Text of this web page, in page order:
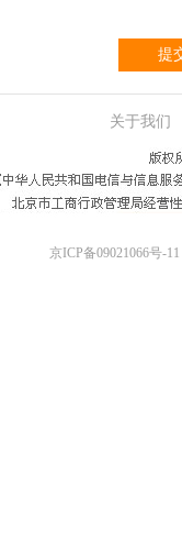
提
关于我们
京ICP备09021066号-11